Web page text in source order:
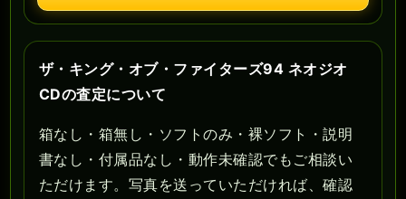
ザ・キング・オブ・ファイターズ94 ネオジオ
CDの査定について
箱なし・箱無し・ソフトのみ・裸ソフト・説明
書なし・付属品なし・動作未確認でもご相談い
ただけます。写真を送っていただければ、確認